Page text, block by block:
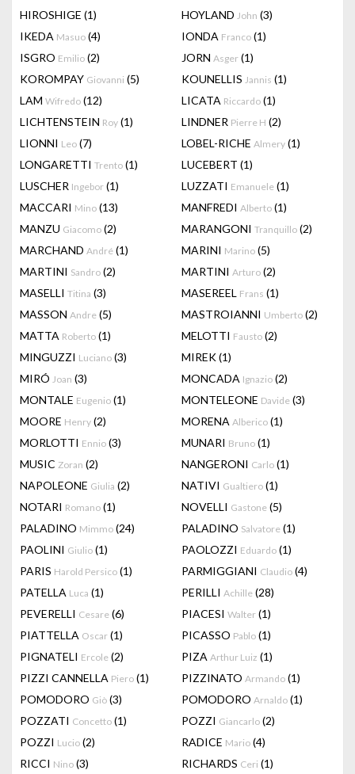
HIROSHIGE (1) HOYLAND John (3)
IKEDA Masuo (4) IONDA Franco (1)
ISGRO Emilio (2) JORN Asger (1)
KOROMPAY Giovanni (5) KOUNELLIS Jannis (1)
LAM Wifredo (12) LICATA Riccardo (1)
LICHTENSTEIN Roy (1) LINDNER Pierre H (2)
LIONNI Leo (7) LOBEL-RICHE Almery (1)
LONGARETTI Trento (1) LUCEBERT (1)
LUSCHER Ingebor (1) LUZZATI Emanuele (1)
MACCARI Mino (13) MANFREDI Alberto (1)
MANZU Giacomo (2) MARANGONI Tranquillo (2)
MARCHAND André (1) MARINI Marino (5)
MARTINI Sandro (2) MARTINI Arturo (2)
MASELLI Titina (3) MASEREEL Frans (1)
MASSON Andre (5) MASTROIANNI Umberto (2)
MATTA Roberto (1) MELOTTI Fausto (2)
MINGUZZI Luciano (3) MIREK(1)
MIRÓ Joan (3) MONCADA Ignazio (2)
MONTALE Eugenio (1) MONTELEONE Davide (3)
MOORE Henry (2) MORENA Alberico (1)
MORLOTTI Ennio (3) MUNARI Bruno (1)
MUSIC Zoran (2) NANGERONI Carlo (1)
NAPOLEONE Giulia (2) NATIVI Gualtiero (1)
NOTARI Romano (1) NOVELLI Gastone (5)
PALADINO Mimmo (24) PALADINO Salvatore (1)
PAOLINI Giulio (1) PAOLOZZI Eduardo (1)
PARIS Harold Persico (1) PARMIGGIANI Claudio (4)
PATELLA Luca (1) PERILLI Achille (28)
PEVERELLI Cesare (6) PIACESI Walter (1)
PIATTELLA Oscar (1) PICASSO Pablo (1)
PIGNATELI Ercole (2) PIZA Arthur Luiz (1)
PIZZI CANNELLA Piero (1) PIZZINATO Armando (1)
POMODORO Giò (3) POMODORO Arnaldo (1)
POZZATI Concetto (1) POZZI Giancarlo (2)
POZZI Lucio (2) RADICE Mario (4)
RICCI Nino (3) RICHARDS Ceri (1)